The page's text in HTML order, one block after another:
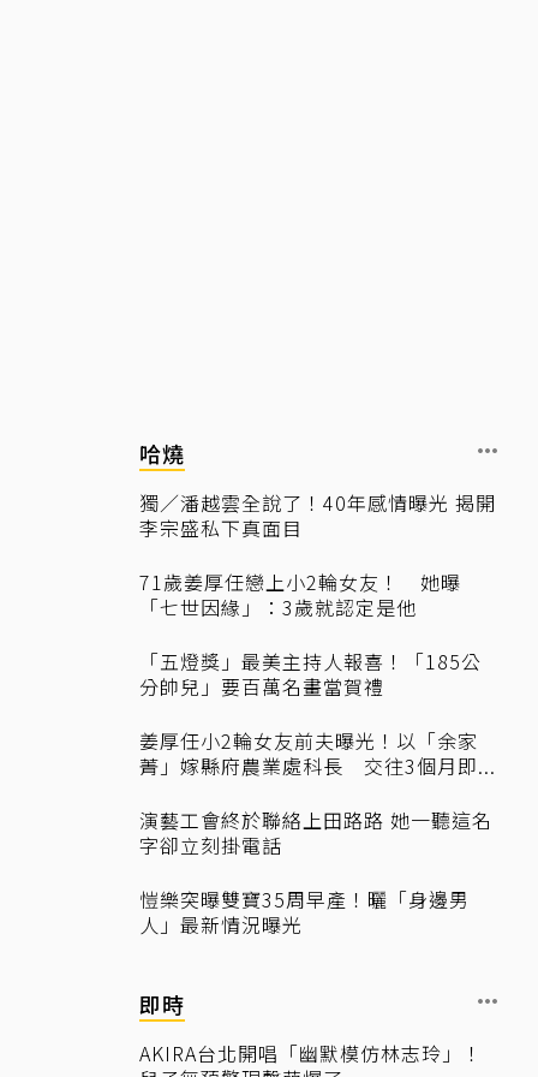
哈燒
獨／潘越雲全說了！40年感情曝光 揭開
李宗盛私下真面目
71歲姜厚任戀上小2輪女友！ 她曝
「七世因緣」：3歲就認定是他
「五燈獎」最美主持人報喜！「185公
分帥兒」要百萬名畫當賀禮
姜厚任小2輪女友前夫曝光！以「余家
菁」嫁縣府農業處科長 交往3個月即...
演藝工會終於聯絡上田路路 她一聽這名
字卻立刻掛電話
愷樂突曝雙寶35周早產！曬「身邊男
人」最新情況曝光
即時
AKIRA台北開唱「幽默模仿林志玲」！